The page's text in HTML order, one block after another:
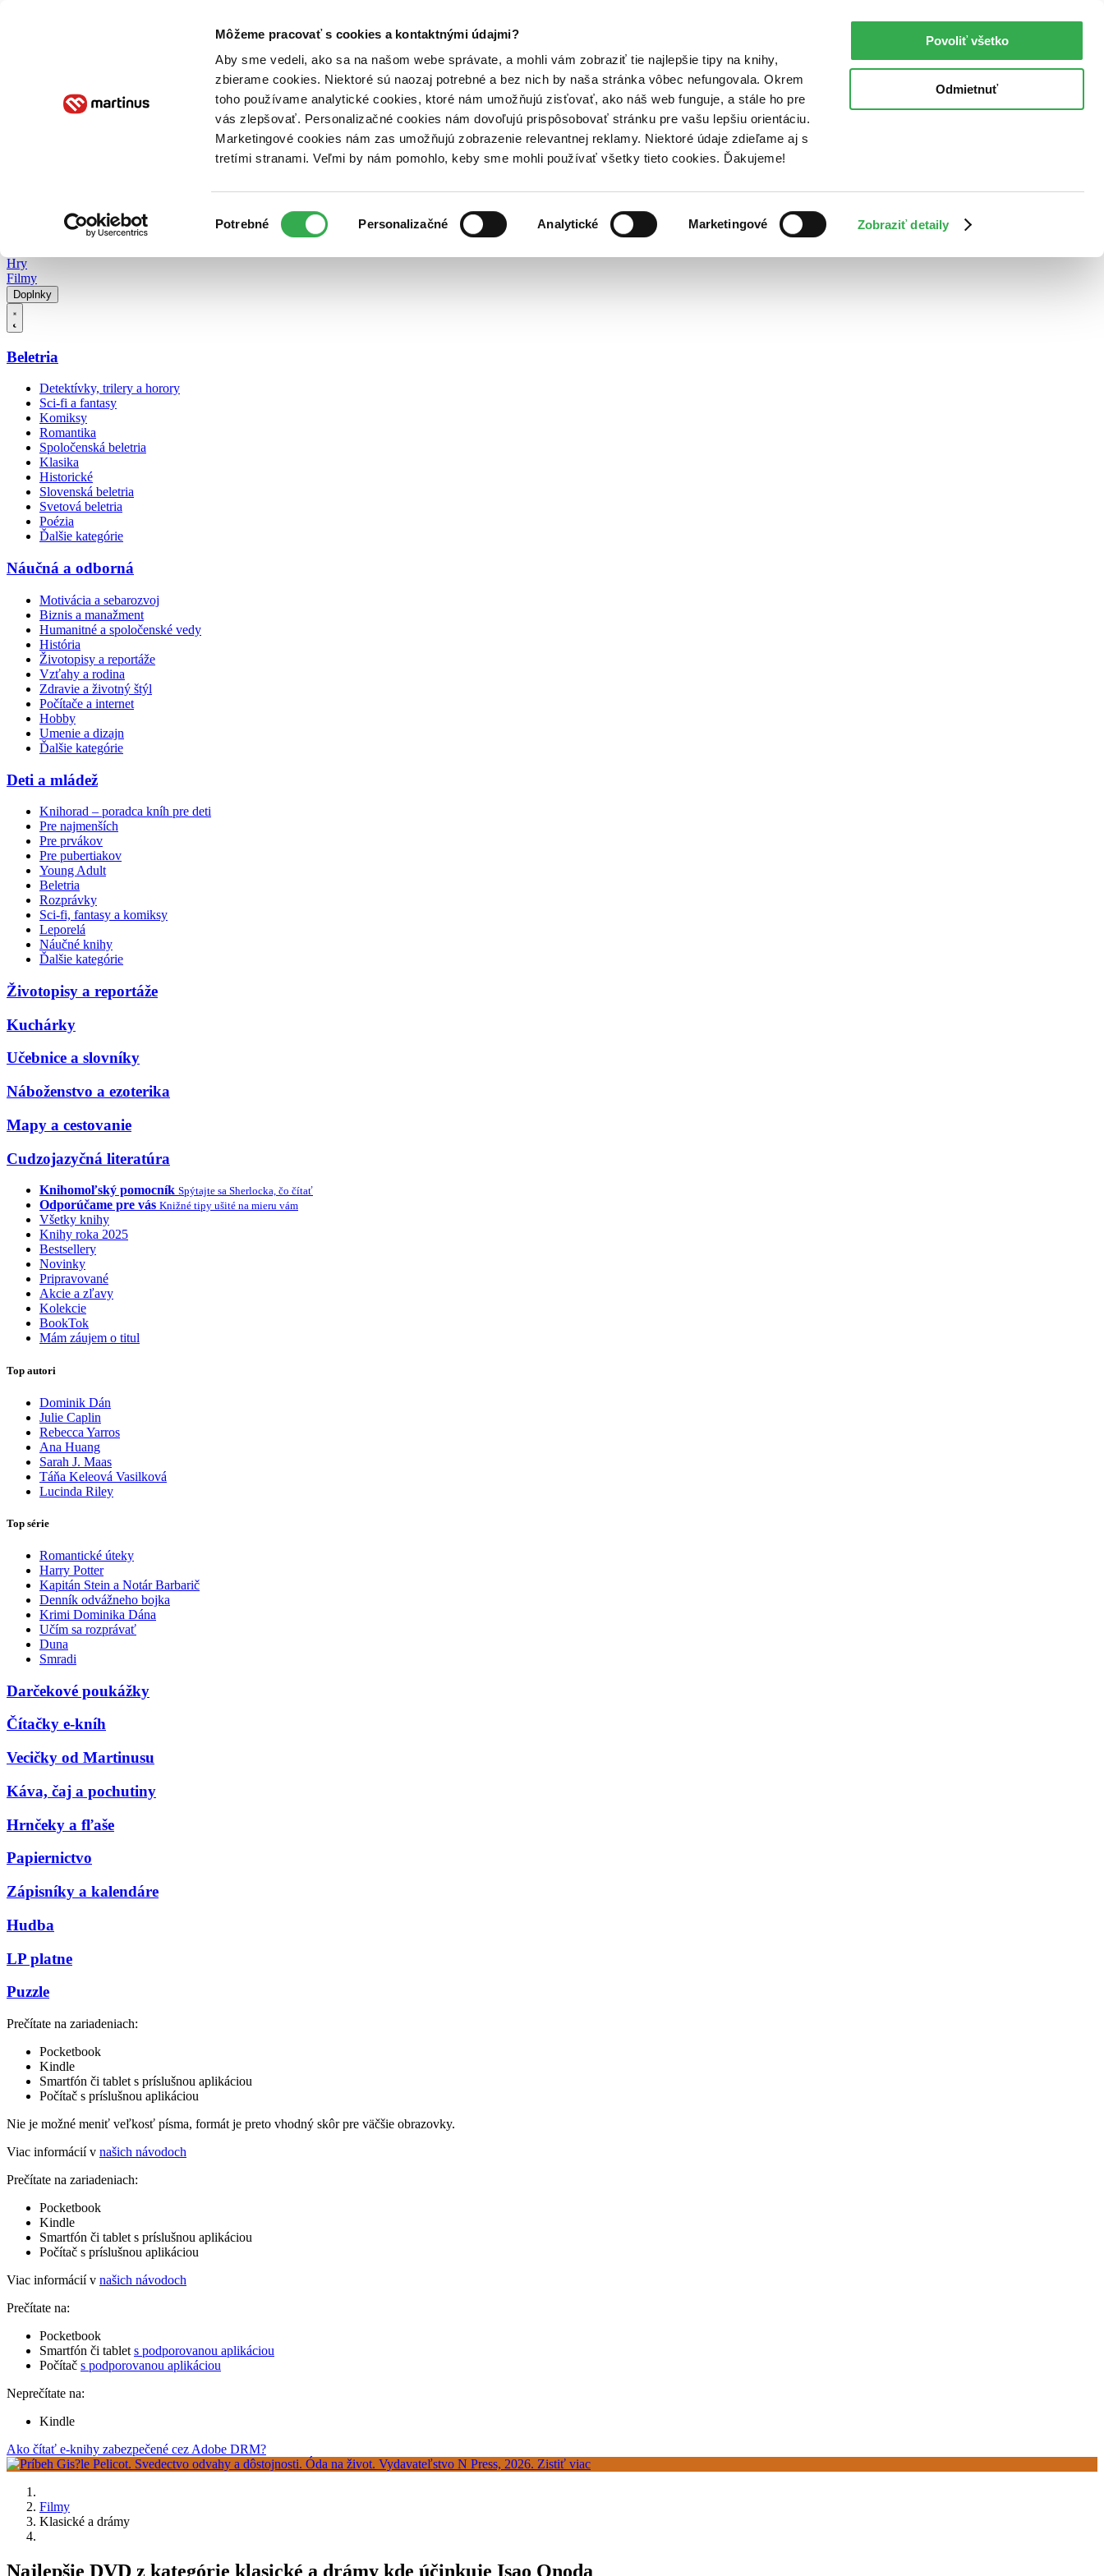
Môžeme pracovať s cookies a kontaktnými údajmi?
Aby sme vedeli, ako sa na našom webe správate, a mohli vám zobraziť tie najlepšie tipy na knihy,
zbierame cookies. Niektoré sú naozaj potrebné a bez nich by naša stránka vôbec nefungovala. Okrem
toho používame analytické cookies, ktoré nám umožňujú zisťovať, ako náš web funguje, a stále ho pre
vás zlepšovať. Personalizačné cookies nám dovoľujú prispôsobovať stránku pre vašu lepšiu orientáciu.
Marketingové cookies nám zas umožňujú zobrazenie relevantnej reklamy. Niektoré údaje zdieľame aj s
tretími stranami. Veľmi by nám pomohlo, keby sme mohli používať všetky tieto cookies. Ďakujeme!
súhlasu
Potrebné Personalizačné Analytické Marketingové Zobraziť detaily
Povoliť všetko
Odmietnuť
Poukážky Kontakt
Hry
Filmy
Doplnky
Beletria
Detektívky, trilery a horory
Sci-fi a fantasy
Komiksy
Romantika
Spoločenská beletria
Klasika
Historické
Slovenská beletria
Svetová beletria
Poézia
Ďalšie kategórie
Náučná a odborná
Motivácia a sebarozvoj
Biznis a manažment
Humanitné a spoločenské vedy
História
Životopisy a reportáže
Vzťahy a rodina
Zdravie a životný štýl
Počítače a internet
Hobby
Umenie a dizajn
Ďalšie kategórie
Deti a mládež
Knihorad – poradca kníh pre deti
Pre najmenších
Pre prvákov
Pre pubertiakov
Young Adult
Beletria
Rozprávky
Sci-fi, fantasy a komiksy
Leporelá
Náučné knihy
Ďalšie kategórie
Životopisy a reportáže
Kuchárky
Učebnice a slovníky
Náboženstvo a ezoterika
Mapy a cestovanie
Cudzojazyčná literatúra
Knihomoľský pomocník Spýtajte sa Sherlocka, čo čítať
Odporúčame pre vás Knižné tipy ušité na mieru vám
Všetky knihy
Knihy roka 2025
Bestsellery
Novinky
Pripravované
Akcie a zľavy
Kolekcie
BookTok
Mám záujem o titul
Top autori
Dominik Dán
Julie Caplin
Rebecca Yarros
Ana Huang
Sarah J. Maas
Táňa Keleová Vasilková
Lucinda Riley
Top série
Romantické úteky
Harry Potter
Kapitán Stein a Notár Barbarič
Denník odvážneho bojka
Krimi Dominika Dána
Učím sa rozprávať
Duna
Smradi
Darčekové poukážky
Čítačky e-kníh
Vecičky od Martinusu
Káva, čaj a pochutiny
Hrnčeky a fľaše
Papiernictvo
Zápisníky a kalendáre
Hudba
LP platne
Puzzle
Prečítate na zariadeniach:
Pocketbook
Kindle
Smartfón či tablet s príslušnou aplikáciou
Počítač s príslušnou aplikáciou
Nie je možné meniť veľkosť písma, formát je preto vhodný skôr pre väčšie obrazovky.
Viac informácií v našich návodoch
Prečítate na zariadeniach:
Pocketbook
Kindle
Smartfón či tablet s príslušnou aplikáciou
Počítač s príslušnou aplikáciou
Viac informácií v našich návodoch
Prečítate na:
Pocketbook
Smartfón či tablet s podporovanou aplikáciou
Počítač s podporovanou aplikáciou
Neprečítate na:
Kindle
Ako čítať e-knihy zabezpečené cez Adobe DRM?
Filmy
Klasické a drámy
Najlepšie DVD z kategórie klasické a drámy kde účinkuje Isao Onoda